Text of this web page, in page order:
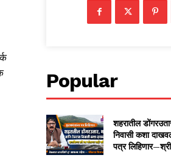
Popular
शहरातील
निवासी कशा
पत्र